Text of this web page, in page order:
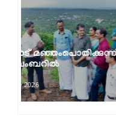
ചെങ്കള
ഉദ്ഘാടനം
17th of July 2026